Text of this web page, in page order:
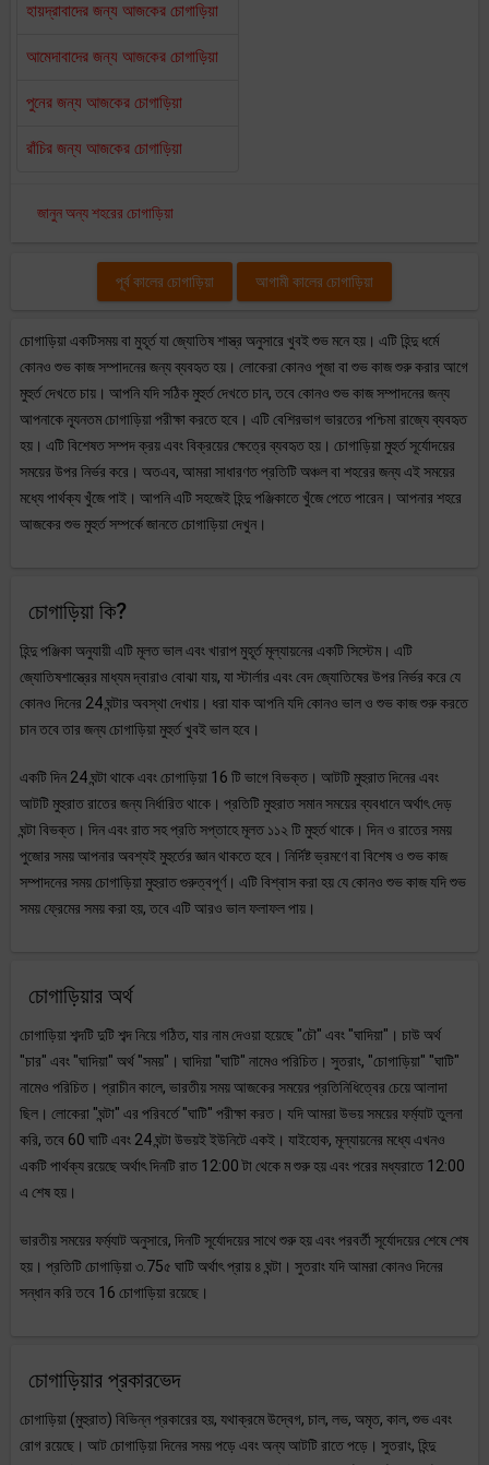
হায়দ্রাবাদের জন্য আজকের চোগাড়িয়া
আমেদাবাদের জন্য আজকের চোগাড়িয়া
পুনের জন্য আজকের চোগাড়িয়া
রাঁচির জন্য আজকের চোগাড়িয়া
জানুন অন্য শহরের চোগাড়িয়া
পূর্ব কালের চোগাড়িয়া আগামী কালের চোগাড়িয়া
চোগাড়িয়া একটিসময় বা মুহূর্ত যা জ্যোতিষ শাস্ত্র অনুসারে খুবই শুভ মনে হয়। এটি হিন্দু ধর্মে
কোনও শুভ কাজ সম্পাদনের জন্য ব্যবহৃত হয়। লোকেরা কোনও পূজা বা শুভ কাজ শুরু করার আগে
মুহুর্ত দেখতে চায়। আপনি যদি সঠিক মুহুর্ত দেখতে চান, তবে কোনও শুভ কাজ সম্পাদনের জন্য
আপনাকে ন্যূনতম চোগাড়িয়া পরীক্ষা করতে হবে। এটি বেশিরভাগ ভারতের পশ্চিমা রাজ্যে ব্যবহৃত
হয়। এটি বিশেষত সম্পদ ক্রয় এবং বিক্রয়ের ক্ষেত্রে ব্যবহৃত হয়। চোগাড়িয়া মুহুর্ত সূর্যোদয়ের
সময়ের উপর নির্ভর করে। অতএব, আমরা সাধারণত প্রতিটি অঞ্চল বা শহরের জন্য এই সময়ের
মধ্যে পার্থক্য খুঁজে পাই। আপনি এটি সহজেই হিন্দু পঞ্জিকাতে খুঁজে পেতে পারেন। আপনার শহরে
আজকের শুভ মুহুর্ত সম্পর্কে জানতে চোগাড়িয়া দেখুন।
চোগাড়িয়া কি?
হিন্দু পঞ্জিকা অনুযায়ী এটি মূলত ভাল এবং খারাপ মুহূর্ত মূল্যায়নের একটি সিস্টেম। এটি
জ্যোতিষশাস্ত্রের মাধ্যম দ্বারাও বোঝা যায়, যা স্টার্লার এবং বেদ জ্যোতিষের উপর নির্ভর করে যে
কোনও দিনের 24 ঘন্টার অবস্থা দেখায়। ধরা যাক আপনি যদি কোনও ভাল ও শুভ কাজ শুরু করতে
চান তবে তার জন্য চোগাড়িয়া মুহুর্ত খুবই ভাল হবে।
একটি দিন 24 ঘন্টা থাকে এবং চোগাড়িয়া 16 টি ভাগে বিভক্ত। আটটি মুহুরাত দিনের এবং
আটটি মুহুরাত রাতের জন্য নির্ধারিত থাকে। প্রতিটি মুহুরাত সমান সময়ের ব্যবধানে অর্থাৎ দেড়
ঘন্টা বিভক্ত। দিন এবং রাত সহ প্রতি সপ্তাহে মূলত ১১২ টি মুহুর্ত থাকে। দিন ও রাতের সময়
পুজোর সময় আপনার অবশ্যই মুহুর্তের জ্ঞান থাকতে হবে। নির্দিষ্ট ভ্রমণে বা বিশেষ ও শুভ কাজ
সম্পাদনের সময় চোগাড়িয়া মুহুরাত গুরুত্বপূর্ণ। এটি বিশ্বাস করা হয় যে কোনও শুভ কাজ যদি শুভ
সময় ফ্রেমের সময় করা হয়, তবে এটি আরও ভাল ফলাফল পায়।
চোগাড়িয়ার অর্থ
চোগাড়িয়া শব্দটি দুটি শব্দ নিয়ে গঠিত, যার নাম দেওয়া হয়েছে "চৌ" এবং "ঘাদিয়া"। চাউ অর্থ
"চার" এবং "ঘাদিয়া" অর্থ "সময়"। ঘাদিয়া "ঘাটি" নামেও পরিচিত। সুতরাং, "চোগাড়িয়া" "ঘাটি"
নামেও পরিচিত। প্রাচীন কালে, ভারতীয় সময় আজকের সময়ের প্রতিনিধিত্বের চেয়ে আলাদা
ছিল। লোকেরা "ঘন্টা" এর পরিবর্তে "ঘাটি" পরীক্ষা করত। যদি আমরা উভয় সময়ের ফর্ম্যাট তুলনা
করি, তবে 60 ঘাটি এবং 24 ঘন্টা উভয়ই ইউনিটে একই। যাইহোক, মূল্যায়নের মধ্যে এখনও
একটি পার্থক্য রয়েছে অর্থাৎ দিনটি রাত 12:00 টা থেকে ম শুরু হয় এবং পরের মধ্যরাতে 12:00
এ শেষ হয়।
ভারতীয় সময়ের ফর্ম্যাট অনুসারে, দিনটি সূর্যোদয়ের সাথে শুরু হয় এবং পরবর্তী সূর্যোদয়ের শেষে শেষ
হয়। প্রতিটি চোগাড়িয়া ৩.75৫ ঘাটি অর্থাৎ প্রায় ৪ ঘন্টা। সুতরাং যদি আমরা কোনও দিনের
সন্ধান করি তবে 16 চোগাড়িয়া রয়েছে।
চোগাড়িয়ার প্রকারভেদ
চোগাড়িয়া (মুহুরাত) বিভিন্ন প্রকারের হয়, যথাক্রমে উদ্বেগ, চাল, লভ, অমৃত, কাল, শুভ এবং
রোগ রয়েছে। আট চোগাড়িয়া দিনের সময় পড়ে এবং অন্য আটটি রাতে পড়ে। সুতরাং, হিন্দু